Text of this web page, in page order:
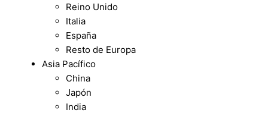
Reino Unido
Italia
España
Resto de Europa
Asia Pacífico
China
Japón
India